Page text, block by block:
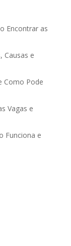
Encontrar as
Causas e
Como Pode
Vagas e
Funciona e